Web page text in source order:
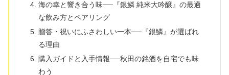
海の幸と響き合う味──『銀鱗 純米大吟醸』の最適
な飲み方とペアリング
贈答・祝いにふさわしい一本──『銀鱗』が選ばれ
る理由
購入ガイドと入手情報──秋田の銘酒を自宅でも味
わう